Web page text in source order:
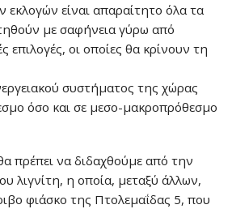
εκλογών είναι απαραίτητο όλα τα
με σαφήνεια γύρω από
επιλογές, οι οποίες θα κρίνουν τη
συστήματος της χώρας
όσο και σε μεσο-μακροπρόθεσμο
πρέπει να διδαχθούμε από την
λιγνίτη, η οποία, μεταξύ άλλων,
φιάσκο της Πτολεμαΐδας 5, που